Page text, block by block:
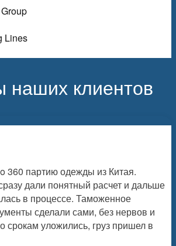
наших клиентов
360 партию одежды из Китая.
дали понятный расчет и дальше
в процессе. Таможенное
сделали сами, без нервов и
срокам уложились, груз пришел в